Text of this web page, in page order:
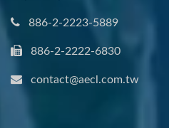
886-2-2223-5889
886-2-2222-6830
contact@aecl.com.tw